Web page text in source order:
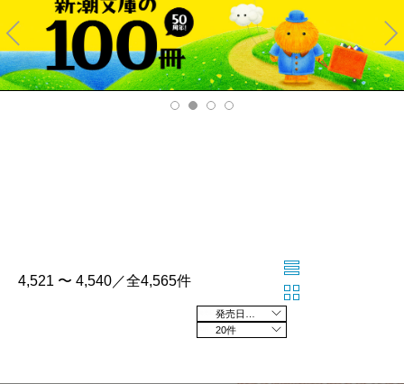
Pre
v
Ne
xt
4,521 〜 4,540／全4,565件
20件